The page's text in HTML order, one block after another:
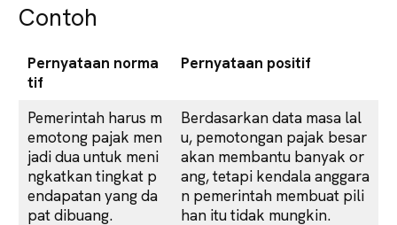
Contoh
Pernyataan norma
tif
Pernyataan positif
Pemerintah harus m
emotong pajak men
jadi dua untuk meni
ngkatkan tingkat p
endapatan yang da
pat dibuang.
Berdasarkan data masa lal
u, pemotongan pajak besar
akan membantu banyak or
ang, tetapi kendala anggara
n pemerintah membuat pili
han itu tidak mungkin.